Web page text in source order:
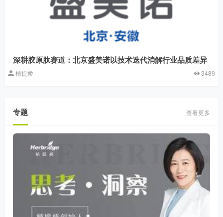
深耕胶原肽赛道：北京盛美诺以技术迭代消解行业品质差异
植提桥 3489
专题 查看更多